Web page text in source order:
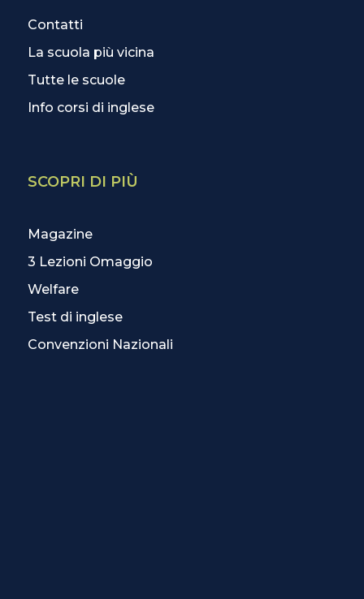
Contatti
La scuola più vicina
Tutte le scuole
Info corsi di inglese
SCOPRI DI PIÙ
Magazine
3 Lezioni Omaggio
Welfare
Test di inglese
Convenzioni Nazionali